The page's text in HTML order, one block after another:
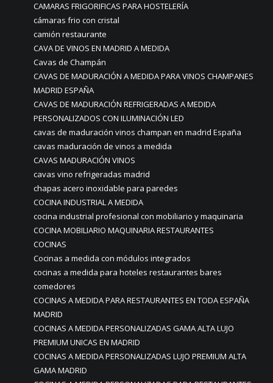
CAMARAS FRIGORIFICAS PARA HOSTELERÍA
cámaras frio con cristal
camión restaurante
CAVA DE VINOS EN MADRID A MEDIDA
Cavas de Champán
CAVAS DE MADURACIÓN A MEDIDA PARA VINOS CHAMPANES
MADRID ESPAÑA
CAVAS DE MADURACIÓN REFRIGERADAS A MEDIDA
PERSONALIZADOS CON ILUMINACIÓN LED
cavas de maduración vinos champan en madrid España
cavas maduración de vinos a medida
CAVAS MADURACIÓN VINOS
cavas vino refrigeradas madrid
chapas acero inoxidable para paredes
COCINA INDUSTRIAL A MEDIDA
cocina industrial profesional con mobiliario y maquinaria
COCINA MOBILIARIO MAQUINARIA RESTAURANTES
COCINAS
Cocinas a medida con módulos integrados
cocinas a medida para hoteles restaurantes bares
comedores
COCINAS A MEDIDA PARA RESTAURANTES EN TODA ESPAÑA
MADRID
COCINAS A MEDIDA PERSONALIZADAS GAMA ALTA LUJO
PREMIUM UNICAS EN MADRID
COCINAS A MEDIDA PERSONALIZADAS LUJO PREMIUM ALTA
GAMA MADRID